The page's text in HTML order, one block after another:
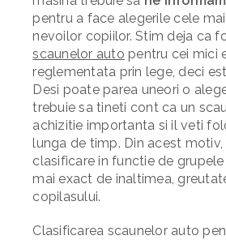
pentru a face alegerile cele
nevoilor copiilor. Stim deja ca
scaunelor auto pentru cei mici
reglementata prin lege, deci
Desi poate parea uneori o
trebuie sa tineti cont ca un
achizitie importanta si il veti
lunga de timp. Din acest
clasificare in functie de
mai exact de inaltimea,
copilasului.
Clasificarea scaunelor auto